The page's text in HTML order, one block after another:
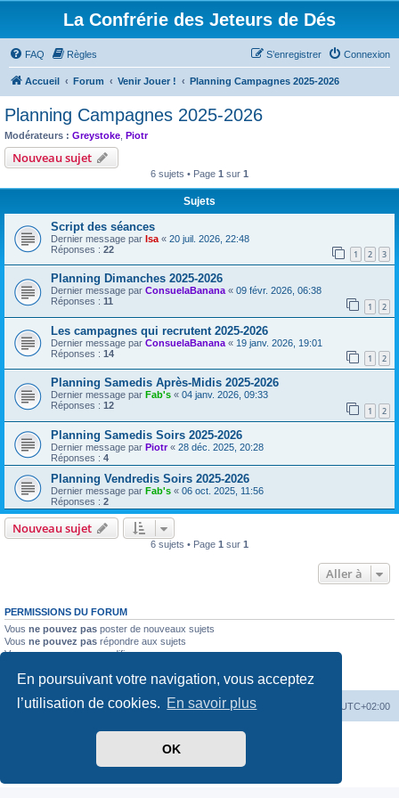
En poursuivant votre navigation, vous acceptez
l’utilisation de cookies. En savoir plus
OK
La Confrérie des Jeteurs de Dés
FAQ Règles Connexion
S’enregistrer
Accueil Forum Venir Jouer ! Planning Campagnes 2025-2026
Planning Campagnes 2025-2026
Modérateurs : Greystoke Piotr
Nouveau sujet
6 sujets • Page 1 sur 1
Sujets
Script des séances
Dernier message par Isa « 20 juil. 2026, 22:48
Réponses : 22 1 2 3
Planning Dimanches 2025-2026
Dernier message par ConsuelaBanana « 09 févr. 2026, 06:38
Réponses : 11 1 2
Les campagnes qui recrutent 2025-2026
Dernier message par ConsuelaBanana « 19 janv. 2026, 19:01
Réponses : 14 1 2
Planning Samedis Après-Midis 2025-2026
Dernier message par Fab's « 04 janv. 2026, 09:33
Réponses : 12 1 2
Planning Samedis Soirs 2025-2026
Dernier message par Piotr« 28 déc. 2025, 20:28
Réponses : 4
Planning Vendredis Soirs 2025-2026
Dernier message par Fab's « 06 oct. 2025, 11:56
Réponses : 2
Nouveau sujet
6 sujets • Page 1 sur 1
Aller à
PERMISSIONS DU FORUM
Vous ne pouvez pas poster de nouveaux sujets
Vous ne pouvez pas répondre aux sujets
Vousne pouvez pasmodifier vos messages
Vousne pouvez pasjoindre des fichiers
Accueil Forum UTC+02:00
Supprimer les cookies
Développé par
® Forum Software © phpBB Limited
Traduit par
Confidentialité|Conditions